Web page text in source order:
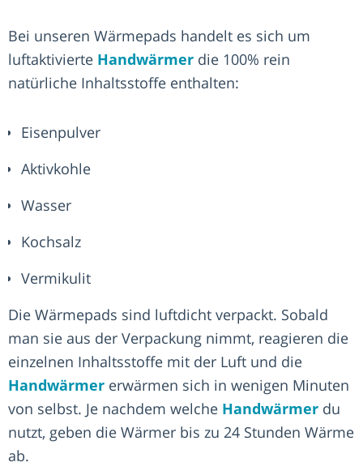
Bei unseren Wärmepads handelt es sich um
luftaktivierte Handwärmer die 100% rein
natürliche Inhaltsstoffe enthalten:
Eisenpulver
Aktivkohle
Wasser
Kochsalz
Vermikulit
Die Wärmepads sind luftdicht verpackt. Sobald
man sie aus der Verpackung nimmt, reagieren die
einzelnen Inhaltsstoffe mit der Luft und die
Handwärmer erwärmen sich in wenigen Minuten
von selbst. Je nachdem welche Handwärmer du
nutzt, geben die Wärmer bis zu 24 Stunden Wärme
ab.